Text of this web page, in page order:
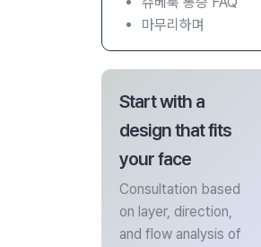
마무리하며
Start with a
design that fits
your face
Consultation based
on layer, direction,
and flow analysis of